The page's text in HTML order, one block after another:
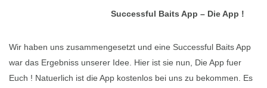
Successful Baits App – Die App !
Wir haben uns zusammengesetzt und eine Successful Baits App
war das Ergebniss unserer Idee. Hier ist sie nun, Die App fuer
Euch ! Natuerlich ist die App kostenlos bei uns zu bekommen. Es